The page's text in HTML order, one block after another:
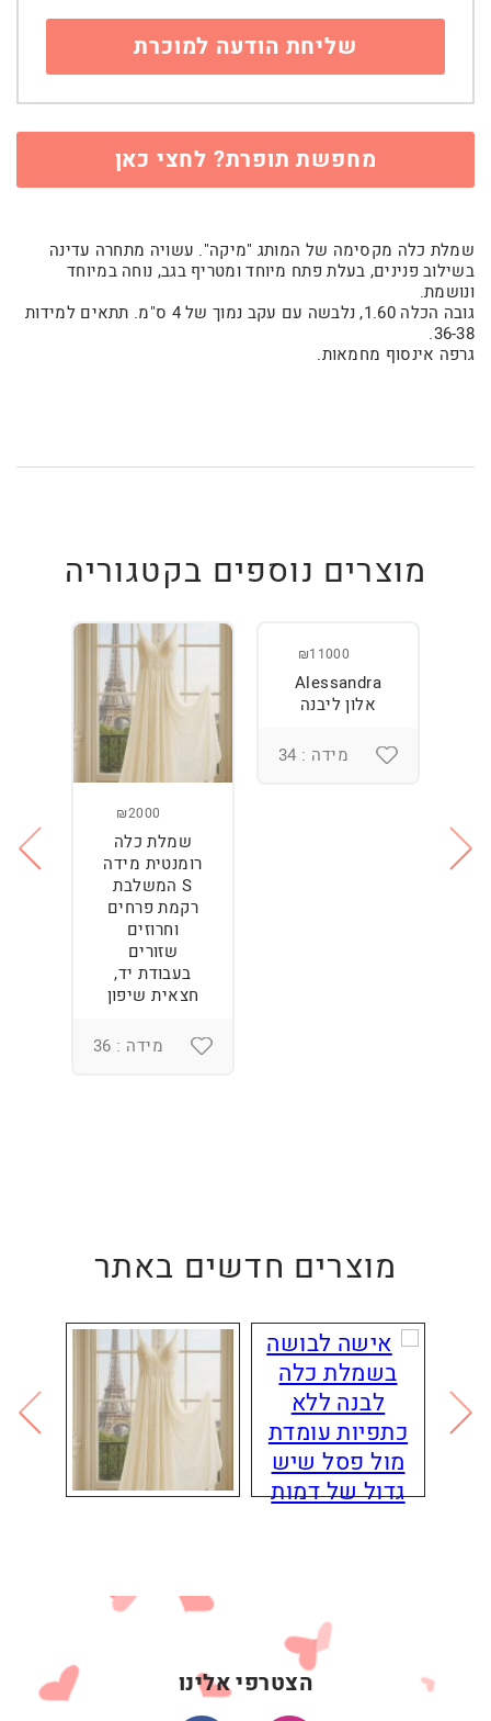
מחפשת תופרת? לחצי כאן
שמלת כלה מקסימה של המותג "מיקה". עשויה מתחרה עדינה
בשילוב פנינים, בעלת פתח מיוחד ומטריף בגב, נוחה במיוחד
ונושמת.
גובה הכלה 1.60, נלבשה עם עקב נמוך של 4 ס"מ. תתאים למידות
36-38.
גרפה אינסוף מחמאות.
מוצרים נוספים בקטגוריה
₪11000
Alessandra
אלון ליבנה
מידה : 34
₪2000
שמלת כלה
רומנטית מידה
S המשלבת
רקמת פרחים
וחרוזים
שזורים
בעבודת יד,
חצאית שיפון
מידה : 36
מוצרים חדשים באתר
הצטרפי אלינו